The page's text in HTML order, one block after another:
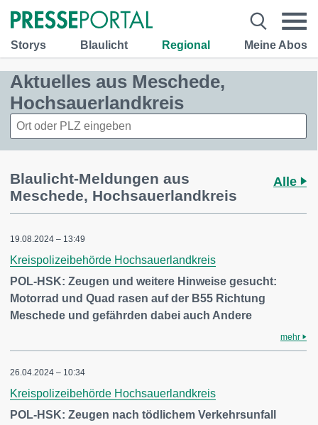
Storys Blaulicht Regional Meine Abos
Aktuelles aus Meschede,
Hochsauerlandkreis
Blaulicht-Meldungen aus
Meschede, Hochsauerlandkreis
Alle
19.08.2024 – 13:49
Kreispolizeibehörde Hochsauerlandkreis
POL-HSK: Zeugen und weitere Hinweise gesucht:
Motorrad und Quad rasen auf der B55 Richtung
Meschede und gefährden dabei auch Andere
mehr
26.04.2024 – 10:34
Kreispolizeibehörde Hochsauerlandkreis
POL-HSK: Zeugen nach tödlichem Verkehrsunfall